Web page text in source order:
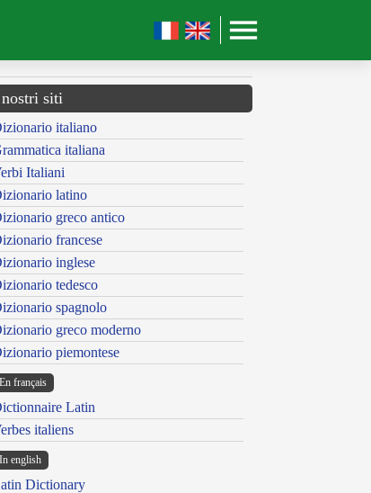
siti
italiano
italiana
Italiani
latino
greco antico
francese
inglese
tedesco
spagnolo
greco moderno
piemontese
En français
Latin
italiens
In english
Dictionary